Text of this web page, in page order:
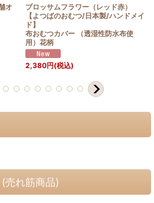
オ
ブロッサムフラワー（レッド赤）
【よつばのおむつ/日本製/ハンドメイ
ド】
布おむつカバー （透湿性防水布使
用）花柄
2,380円(税込)
売れ筋商品)